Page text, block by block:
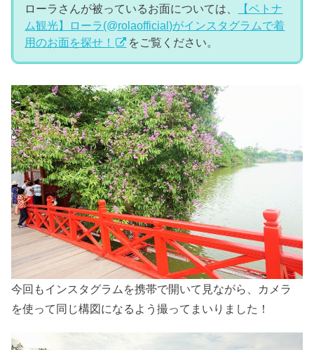
ローラさんが被っているお面については、
【ベトナ
ム観光】ローラ(@rolaofficial)がインスタグラムで着
用のお面を探せ！
をご覧ください。
今回もインスタグラムを携帯で開いて見ながら、カメラ
を使って同じ構図になるよう撮ってまいりました！